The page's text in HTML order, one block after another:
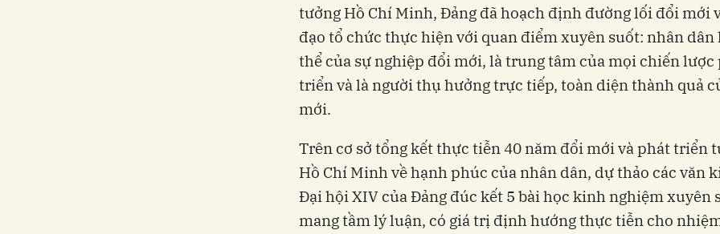
tưởng Hồ Chí Minh, Đảng đã hoạch định đường lối đổi mới
đạo tổ chức thực hiện với quan điểm xuyên suốt: nhân dân
thể của sự nghiệp đổi mới, là trung tâm của mọi chiến lược
triển và là người thụ hưởng trực tiếp, toàn diện thành quả
mới.
Trên cơ sở tổng kết thực tiễn 40 năm đổi mới và phát triển
Hồ Chí Minh về hạnh phúc của nhân dân, dự thảo các văn
Đại hội XIV của Đảng đúc kết 5 bài học kinh nghiệm xuyên
mang tầm lý luận, có giá trị định hướng thực tiễn cho